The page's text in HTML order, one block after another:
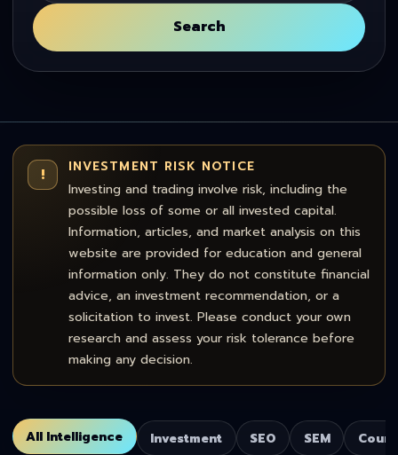
Search
!
INVESTMENT RISK NOTICE
Investing and trading involve risk, including the
possible loss of some or all invested capital.
Information, articles, and market analysis on this
website are provided for education and general
information only. They do not constitute financial
advice, an investment recommendation, or a
solicitation to invest. Please conduct your own
research and assess your risk tolerance before
making any decision.
All Intelligence Investment SEO SEM